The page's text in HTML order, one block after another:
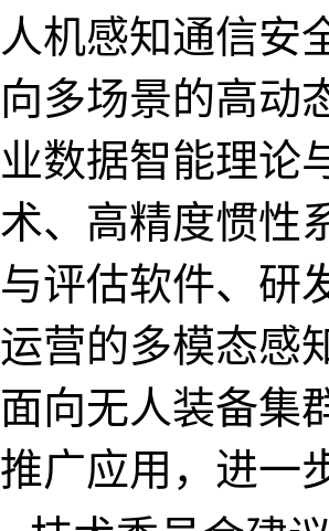
人机感知通信安
向多场景的高动
业数据智能理论
术、高精度惯性
与评估软件、研
运营的多模态感
面向无人装备集
推广应用，进一